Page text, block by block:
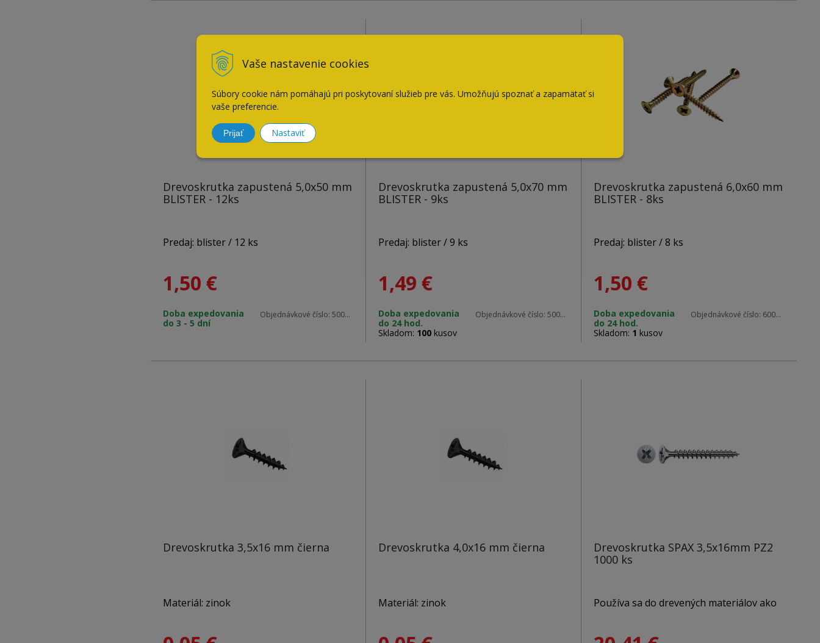
Vaše nastavenie cookies
Súbory cookie nám pomáhajú pri poskytovaní služieb pre vás. Umožňujú spoznať a zapamätať si
vaše preferencie.
Prijať Nastaviť
Drevoskrutka zapustená 5,0x50 mm
BLISTER - 12ks
Predaj: blister / 12 ks
Materiál: zinok
Rozmery: 5,0 x 50 mm
1,50 €
Doba expedovania
do 3 - 5 dní
Objednávkové číslo: 50050 blister
Drevoskrutka zapustená 5,0x70 mm
BLISTER - 9ks
Predaj: blister / 9 ks
Materiál: zinok
Rozmery: 5,0 x 70 mm
1,49 €
Doba expedovania
do 24 hod.
Skladom: 100kusov
Objednávkové číslo: 50070 blister
Drevoskrutka zapustená 6,0x60 mm
BLISTER - 8ks
Predaj: blister / 8 ks
Materiál: zinok
Rozmery: 6,0 x 60 mm
1,50 €
Doba expedovania
do 24 hod.
Skladom: 1 kusov
Objednávkové číslo: 60060 blister
Drevoskrutka 3,5x16 mm čierna
Materiál: zinok
Drevoskrutka 4,0x16 mm čierna
Materiál: zinok
Drevoskrutka SPAX 3,5x16mm PZ2
1000 ks
Používa sa do drevených materiálov ako